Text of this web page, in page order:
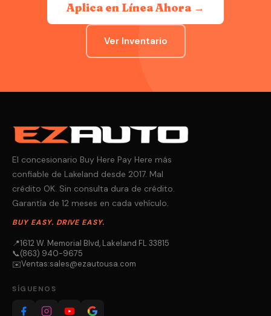
Aplica en Línea Ahora →
Ver Inventario
El concesionario Buy Here Pay Here más
confiable de Lakeland desde 2017. Mal
crédito OK. Sin consulta dura de crédito.
Garantía de 12 meses en cada vehículo.
BUY EASY. DRIVE EASY.
📍1612 W. Memorial Blvd, Lakeland FL 33815
📞(863) 940-9675
✉️Ventas:sales@ezautousa.com
SÍGUENOS